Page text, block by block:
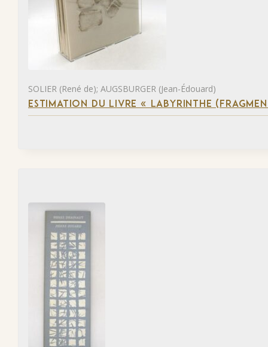
SOLIER (René de); AUGSBURGER (Jean-Édouard)
ESTIMATION DU LIVRE « LABYRINTHE